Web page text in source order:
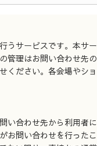
サービスです。本サ
管理はお問い合わせ先
ください。各会場やシ
い合わせ先から利用者
お問い合わせを行った